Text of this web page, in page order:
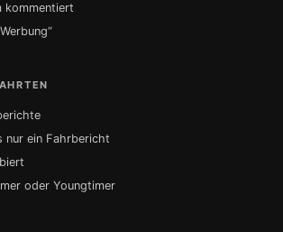
kommentiert
nur ein Fahrbericht
oder Youngtimer